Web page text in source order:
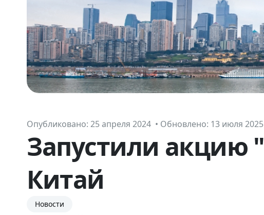
Опубликовано: 25 апреля 2024 • Обновлено: 13 июля 2025
Запустили акцию
Китай
Новости